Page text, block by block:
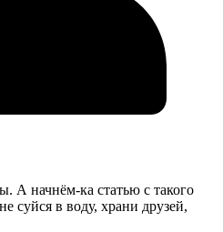
А начнём-ка статью с такого
суйся в воду, храни друзей,